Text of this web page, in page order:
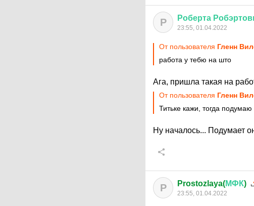
Р Роберта
23:55, 01.04.2022
От пользователя Гленн
работа у тебю на што
Ага, пришла такая на
От пользователя Гленн
Титьке кажи, тогда подумаю
Ну началось... Подумает
P Prostozlaya(МФК)
23:55, 01.04.2022